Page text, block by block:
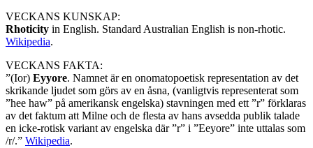
VECKANS KUNSKAP:
Rhoticity in English. Standard Australian English is non-rhotic.
Wikipedia.
VECKANS FAKTA:
”(Ior) Eyyore. Namnet är en onomatopoetisk representation av det
skrikande ljudet som görs av en åsna, (vanligtvis representerat som
”hee haw” på amerikansk engelska) stavningen med ett ”r” förklaras
av det faktum att Milne och de flesta av hans avsedda publik talade
en icke-rotisk variant av engelska där ”r” i ”Eeyore” inte uttalas som
/r/.” Wikipedia.